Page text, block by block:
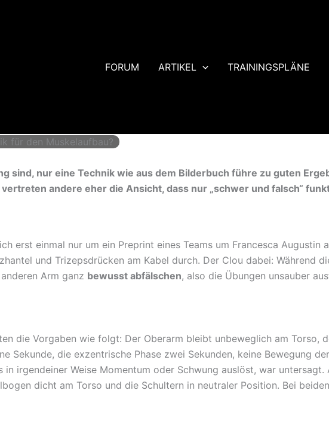
FORUM ARTIKEL TRAININGSPLÄNE
für den Muskelaufbau?
sind, nur eine Technik wie aus dem Bilderbuch führe zu guten
andere eher die Ansicht, dass nur „schwer und falsch“
erst einmal nur um ein Preprint eines Teams um Francesca Augustin
und Trizepsdrücken am Kabel durch. Der Clou dabei: Während
Arm ganz bewusst abfälschen, also die Übungen unsauber
die Vorgaben wie folgt: Der Oberarm bleibt unbeweglich am Torso,
Sekunde, die exzentrische Phase zwei Sekunden, keine Bewegung
in irgendeiner Weise Momentum oder Schwung auslöst, war
dicht am Torso und die Schultern in neutraler Position. Bei